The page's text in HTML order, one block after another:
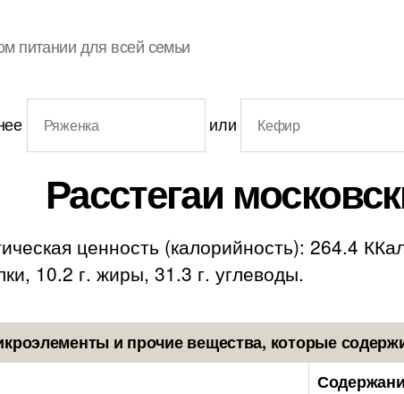
питании для всей семьи
или
Расстегаи
ценность (калорийность): 264.4
10.2 г. жиры, 31.3 г. углеводы.
и прочие вещества, которые